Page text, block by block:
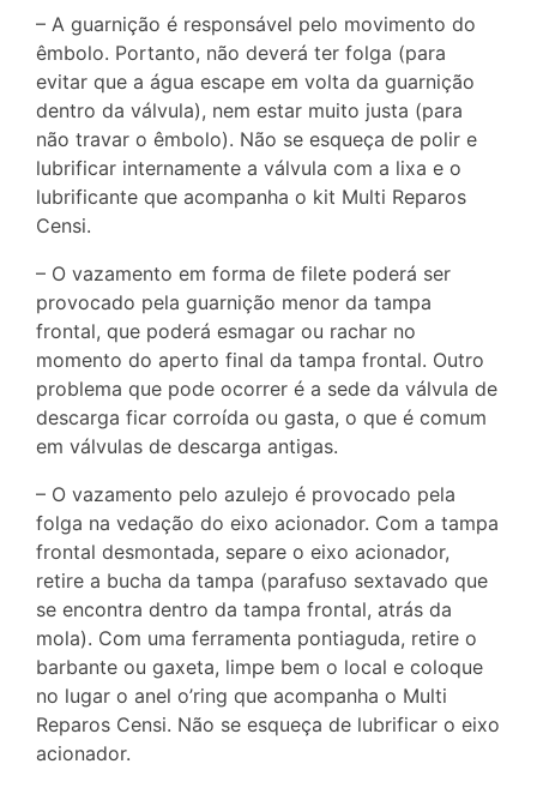
– A guarnição é responsável pelo movimento do
êmbolo. Portanto, não deverá ter folga (para
evitar que a água escape em volta da guarnição
dentro da válvula), nem estar muito justa (para
não travar o êmbolo). Não se esqueça de polir e
lubrificar internamente a válvula com a lixa e o
lubrificante que acompanha o kit Multi Reparos
Censi.
– O vazamento em forma de filete poderá ser
provocado pela guarnição menor da tampa
frontal, que poderá esmagar ou rachar no
momento do aperto final da tampa frontal. Outro
problema que pode ocorrer é a sede da válvula de
descarga ficar corroída ou gasta, o que é comum
em válvulas de descarga antigas.
– O vazamento pelo azulejo é provocado pela
folga na vedação do eixo acionador. Com a tampa
frontal desmontada, separe o eixo acionador,
retire a bucha da tampa (parafuso sextavado que
se encontra dentro da tampa frontal, atrás da
mola). Com uma ferramenta pontiaguda, retire o
barbante ou gaxeta, limpe bem o local e coloque
no lugar o anel o’ring que acompanha o Multi
Reparos Censi. Não se esqueça de lubrificar o eixo
acionador.